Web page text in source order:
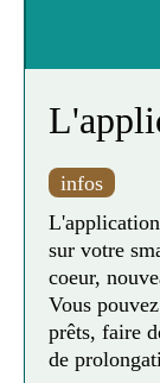
infos
sur votre
coeur,
Vous
prêts, faire
de